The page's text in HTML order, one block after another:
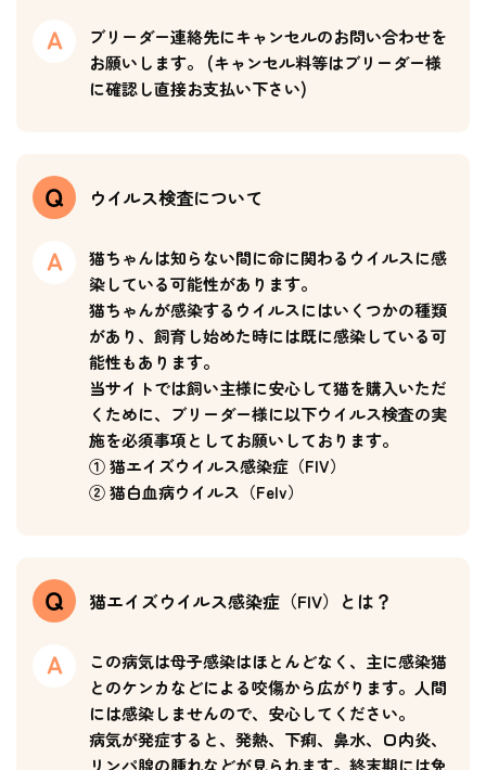
ブリーダー連絡先にキャンセルのお問い合わせを
お願いします。 (キャンセル料等はブリーダー様
に確認し直接お支払い下さい)
ウイルス検査について
猫ちゃんは知らない間に命に関わるウイルスに感
染している可能性があります。
猫ちゃんが感染するウイルスにはいくつかの種類
があり、飼育し始めた時には既に感染している可
能性もあります。
当サイトでは飼い主様に安心して猫を購入いただ
くために、ブリーダー様に以下ウイルス検査の実
施を必須事項としてお願いしております。
① 猫エイズウイルス感染症（FIV）
② 猫白血病ウイルス（Felv）
猫エイズウイルス感染症（FIV）とは？
この病気は母子感染はほとんどなく、主に感染猫
とのケンカなどによる咬傷から広がります。人間
には感染しませんので、安心してください。
病気が発症すると、発熱、下痢、鼻水、口内炎、
リンパ腺の腫れなどが見られます。終末期には免